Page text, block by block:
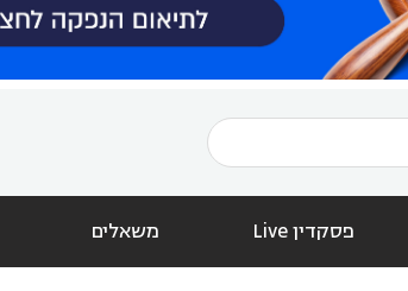
פסקדין Live משאלים